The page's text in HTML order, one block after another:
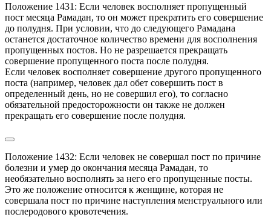
Положение 1431: Если человек восполняет пропущенный
пост месяца Рамадан, то он может прекратить его совершение
до полудня. При условии, что до следующего Рамадана
останется достаточное количество времени для восполнения
пропущенных постов. Но не разрешается прекращать
совершение пропущенного поста после полудня.
Если человек восполняет совершение другого пропущенного
поста (например, человек дал обет совершить пост в
определенный день, но не совершил его), то согласно
обязательной предосторожности он также не должен
прекращать его совершение после полудня.
Положение 1432: Если человек не совершал пост по причине
болезни и умер до окончания месяца Рамадан, то
необязательно восполнять за него его пропущенные посты.
Это же положение относится к женщине, которая не
совершала пост по причине наступления менструального или
послеродового кровотечения.